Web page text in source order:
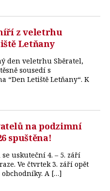
z veletrhu
Letňany
den veletrhu Sběratel,
sousedí s
“Den Letiště Letňany“. K
na podzimní
spuštěna!
uskuteční 4. – 5. září
Ve čtvrtek 3. září opět
A […]